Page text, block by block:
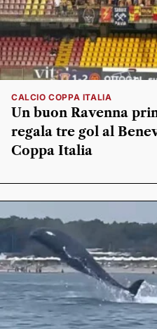
CALCIO COPPA ITALIA
Un buon Ravenna
regala tre gol al
Coppa Italia